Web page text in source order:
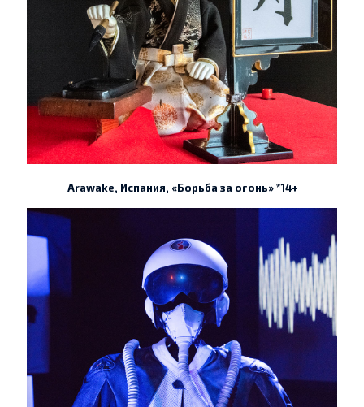
Arawake, Испания, «Борьба за огонь» *14+